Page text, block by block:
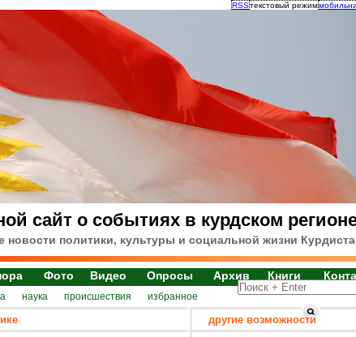
RSSтекстовый режим
сайт о событиях в курдском
новости политики, культуры и социальной жизни
Фото Видео Опросы Архив Книги
наука происшествия избранное
другие возможности